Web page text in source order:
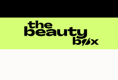
al
contenido